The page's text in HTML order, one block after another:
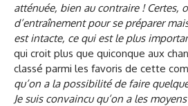
atténuée, bien au contraire ! Certes,
d’entraînement pour se préparer
est intacte, ce qui est le plus
qui croit plus que quiconque aux
classé parmi les favoris de cette
qu’on a la possibilité de faire
Je suis convaincu qu’on a les